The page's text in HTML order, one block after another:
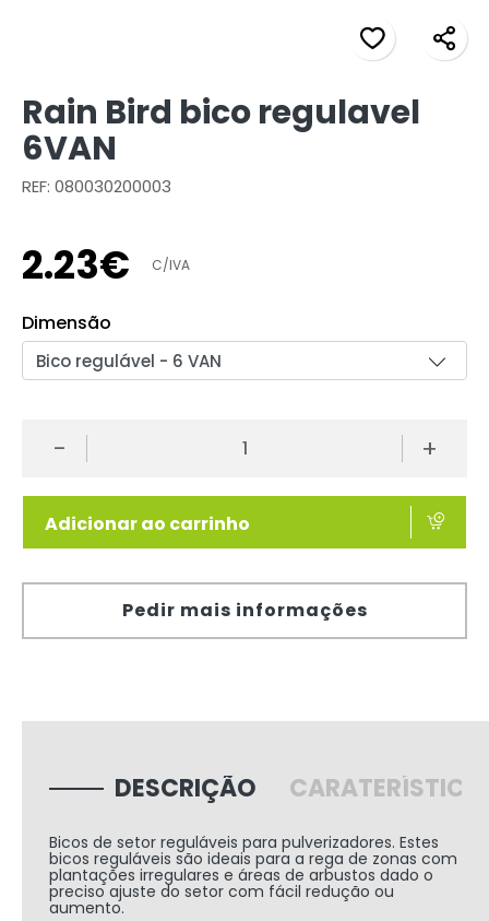
Rain Bird bico regulavel
6VAN
REF: 080030200003
2.23€ C/IVA
Dimensão
- +
Adicionar ao carrinho
Pedir mais informações
DESCRIÇÃO
Bicos de setor reguláveis para pulverizadores. Estes
bicos reguláveis são ideais para a rega de zonas com
plantações irregulares e áreas de arbustos dado o
preciso ajuste do setor com fácil redução ou
aumento.